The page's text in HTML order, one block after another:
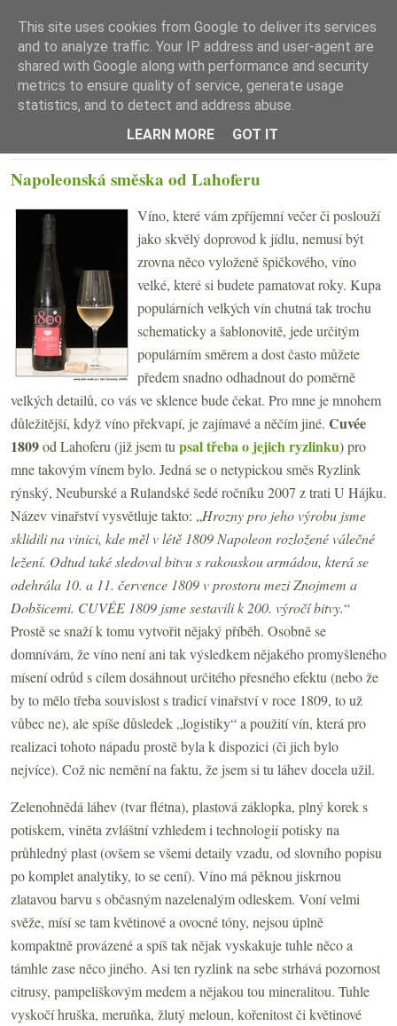
☰ Menu
Napoleonská směska od Lahoferu
Víno, které vám zpříjemní večer či poslouží
jako skvělý doprovod k jídlu, nemusí být
zrovna něco vyloženě špičkového, víno
velké, které si budete pamatovat roky. Kupa
populárních velkých vín chutná tak trochu
schematicky a šablonovitě, jede určitým
populárním směrem a dost často můžete
předem snadno odhadnout do poměrně
velkých detailů, co vás ve sklence bude čekat. Pro mne je mnohem
důležitější, když víno překvapí, je zajímavé a něčím jiné. Cuvée
1809od Lahoferu (již jsem tu psal třeba o jejich ryzlinku) pro
mne takovým vínem bylo. Jedná se o netypickou směs Ryzlink
rýnský, Neuburské a Rulandské šedé ročníku 2007 z trati U Hájku.
Název vinařství vysvětluje takto: „Hrozny pro jeho výrobu jsme
sklidili na vinici, kde měl v létě 1809 Napoleon rozložené válečné
ležení. Odtud také sledoval bitvu s rakouskou armádou, která se
odehrála 10. a 11. července 1809 v prostoru mezi Znojmem a
Dobšicemi. CUVÉE 1809 jsme sestavili k 200. výročí bitvy.“
Prostě se snaží k tomu vytvořit nějaký příběh. Osobně se
domnívám, že víno není ani tak výsledkem nějakého promyšleného
mísení odrůd s cílem dosáhnout určitého přesného efektu (nebo že
by to mělo třeba souvislost s tradicí vinařství v roce 1809, to už
vůbec ne), ale spíše důsledek „logistiky“ a použití vín, která pro
realizaci tohoto nápadu prostě byla k dispozici (či jich bylo
nejvíce). Což nic nemění na faktu, že jsem si tu láhev docela užil.
Zelenohnědá láhev (tvar flétna), plastová záklopka, plný korek s
potiskem, viněta zvláštní vzhledem i technologií potisky na
průhledný plast (ovšem se všemi detaily vzadu, od slovního popisu
po komplet analytiky, to se cení). Víno má pěknou jiskrnou
zlatavou barvu s občasným nazelenalým odleskem. Voní velmi
svěže, mísí se tam květinové a ovocné tóny, nejsou úplně
kompaktně provázené a spíš tak nějak vyskakuje tuhle něco a
támhle zase něco jiného. Asi ten ryzlink na sebe strhává pozornost
citrusy, pampeliškovým medem a nějakou tou mineralitou. Tuhle
vyskočí hruška, meruňka, žlutý meloun, kořenitost či květinové
This site uses cookies from Google to deliver its services
and to analyze traffic. Your IP address and user-agent are
shared with Google along with performance and security
metrics to ensure quality of service, generate usage
statistics, and to detect and address abuse.
LEARN MORE
GOT IT